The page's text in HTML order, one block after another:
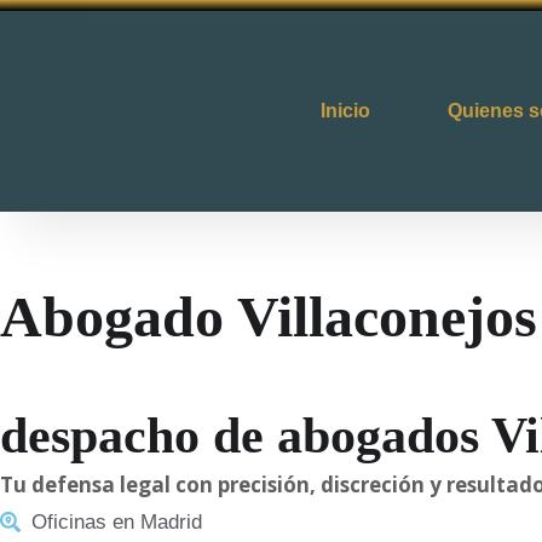
Inicio Quienes
Abogado Villaconejos
despacho de abogados
Tu defensa legal con precisión, discreción y
Oficinas en Madrid